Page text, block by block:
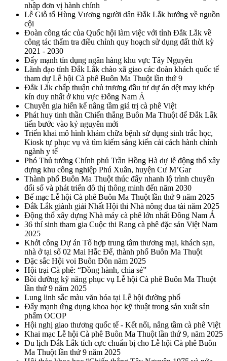
nhập đơn vị hành chính
Lễ Giỗ tổ Hùng Vương người dân Đắk Lắk hướng về nguồn
cội
Đoàn công tác của Quốc hội làm việc với tỉnh Đắk Lắk về
công tác thẩm tra điều chỉnh quy hoạch sử dụng đất thời kỳ
2021 - 2030
Đẩy mạnh tín dụng ngân hàng khu vực Tây Nguyên
Lãnh đạo tỉnh Đắk Lắk chào xã giao các đoàn khách quốc tế
tham dự Lễ hội Cà phê Buôn Ma Thuột lần thứ 9
Đắk Lắk chấp thuận chủ trương đầu tư dự án dệt may khép
kín duy nhất ở khu vực Đông Nam Á
Chuyên gia hiến kế nâng tầm giá trị cà phê Việt
Phát huy tinh thần Chiến thắng Buôn Ma Thuột để Đắk Lắk
tiến bước vào kỷ nguyên mới
Triển khai mô hình khám chữa bệnh sử dụng sinh trắc học,
Kiosk tự phục vụ và tìm kiếm sáng kiến cải cách hành chính
ngành y tế
Phó Thủ tướng Chính phủ Trần Hồng Hà dự lễ động thổ xây
dựng khu công nghiệp Phú Xuân, huyện Cư M’Gar
Thành phố Buôn Ma Thuột thúc đẩy nhanh lộ trình chuyển
đổi số và phát triển đô thị thông minh đến năm 2030
Bế mạc Lễ hội Cà phê Buôn Ma Thuột lần thứ 9 năm 2025
Đắk Lắk giành giải Nhất Hội thi Nhà nông đua tài năm 2025
Động thổ xây dựng Nhà máy cà phê lớn nhất Đông Nam Á
36 thí sinh tham gia Cuộc thi Rang cà phê đặc sản Việt Nam
2025
Khởi công Dự án Tổ hợp trung tâm thương mại, khách sạn,
nhà ở tại số 02 Mai Hắc Đế, thành phố Buôn Ma Thuột
Đặc sắc Hội voi Buôn Đôn năm 2025
Hội trại Cà phê: “Đồng hành, chia sẻ”
Bồi dưỡng kỹ năng phục vụ Lễ hội Cà phê Buôn Ma Thuột
lần thứ 9 năm 2025
Lung linh sắc màu văn hóa tại Lễ hội đường phố
Đẩy mạnh ứng dụng khoa học kỹ thuật trong sản xuất sản
phẩm OCOP
Hội nghị giao thương quốc tế - Kết nối, nâng tầm cà phê Việt
Khai mạc Lễ hội Cà phê Buôn Ma Thuột lần thứ 9, năm 2025
Du lịch Đắk Lắk tích cực chuẩn bị cho Lễ hội Cà phê Buôn
Ma Thuột lần thứ 9 năm 2025